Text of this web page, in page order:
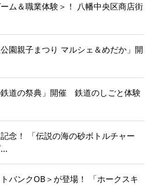
ム＆職業体験＞！ 八幡中央区商店街
園親子まつり マルシェ＆めだか」開
道の祭典」開催 鉄道のしごと体験
念！ 「伝説の海の砂ボトルチャー
バンクOB＞が登場！ 「ホークスキ